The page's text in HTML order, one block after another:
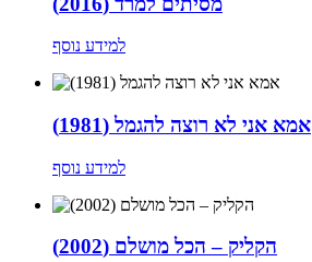
למידע נוסף
אמא אני לא רוצה להגמל (1981)
למידע נוסף
הקליק – הכל מושלם (2002)